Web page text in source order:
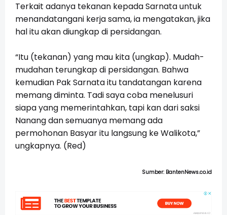
Terkait adanya tekanan kepada Sarnata untuk
menandatangani kerja sama, ia mengatakan, jika
hal itu akan diungkap di persidangan.
“Itu (tekanan) yang mau kita (ungkap). Mudah-
mudahan terungkap di persidangan. Bahwa
kemudian Pak Sarnata itu tandatangan karena
memang diminta. Tadi saya coba menelusuri
siapa yang memerintahkan, tapi kan dari saksi
Nanang dan semuanya memang ada
permohonan Basyar itu langsung ke Walikota,”
ungkapnya. (Red)
Sumber: BantenNews.co.id